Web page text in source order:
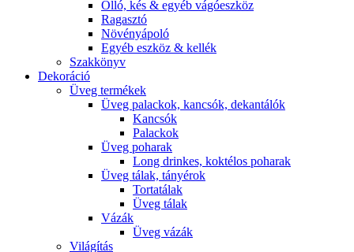
Olló, kés & egyéb vágóeszköz
Ragasztó
Növényápoló
Egyéb eszköz & kellék
Szakkönyv
Dekoráció
Üveg termékek
Üveg palackok, kancsók, dekantálók
Kancsók
Palackok
Üveg poharak
Long drinkes, koktélos poharak
Üveg tálak, tányérok
Tortatálak
Üveg tálak
Vázák
Üveg vázák
Világítás